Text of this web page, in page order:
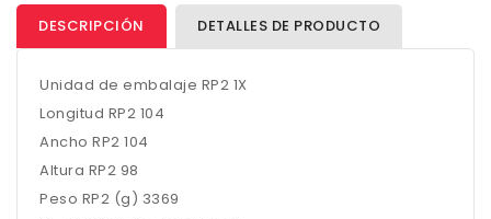
DESCRIPCIÓN DETALLES DE PRODUCTO
Unidad de embalaje RP2 1X
Longitud RP2 104
Ancho RP2 104
Altura RP2 98
Peso RP2 (g) 3369